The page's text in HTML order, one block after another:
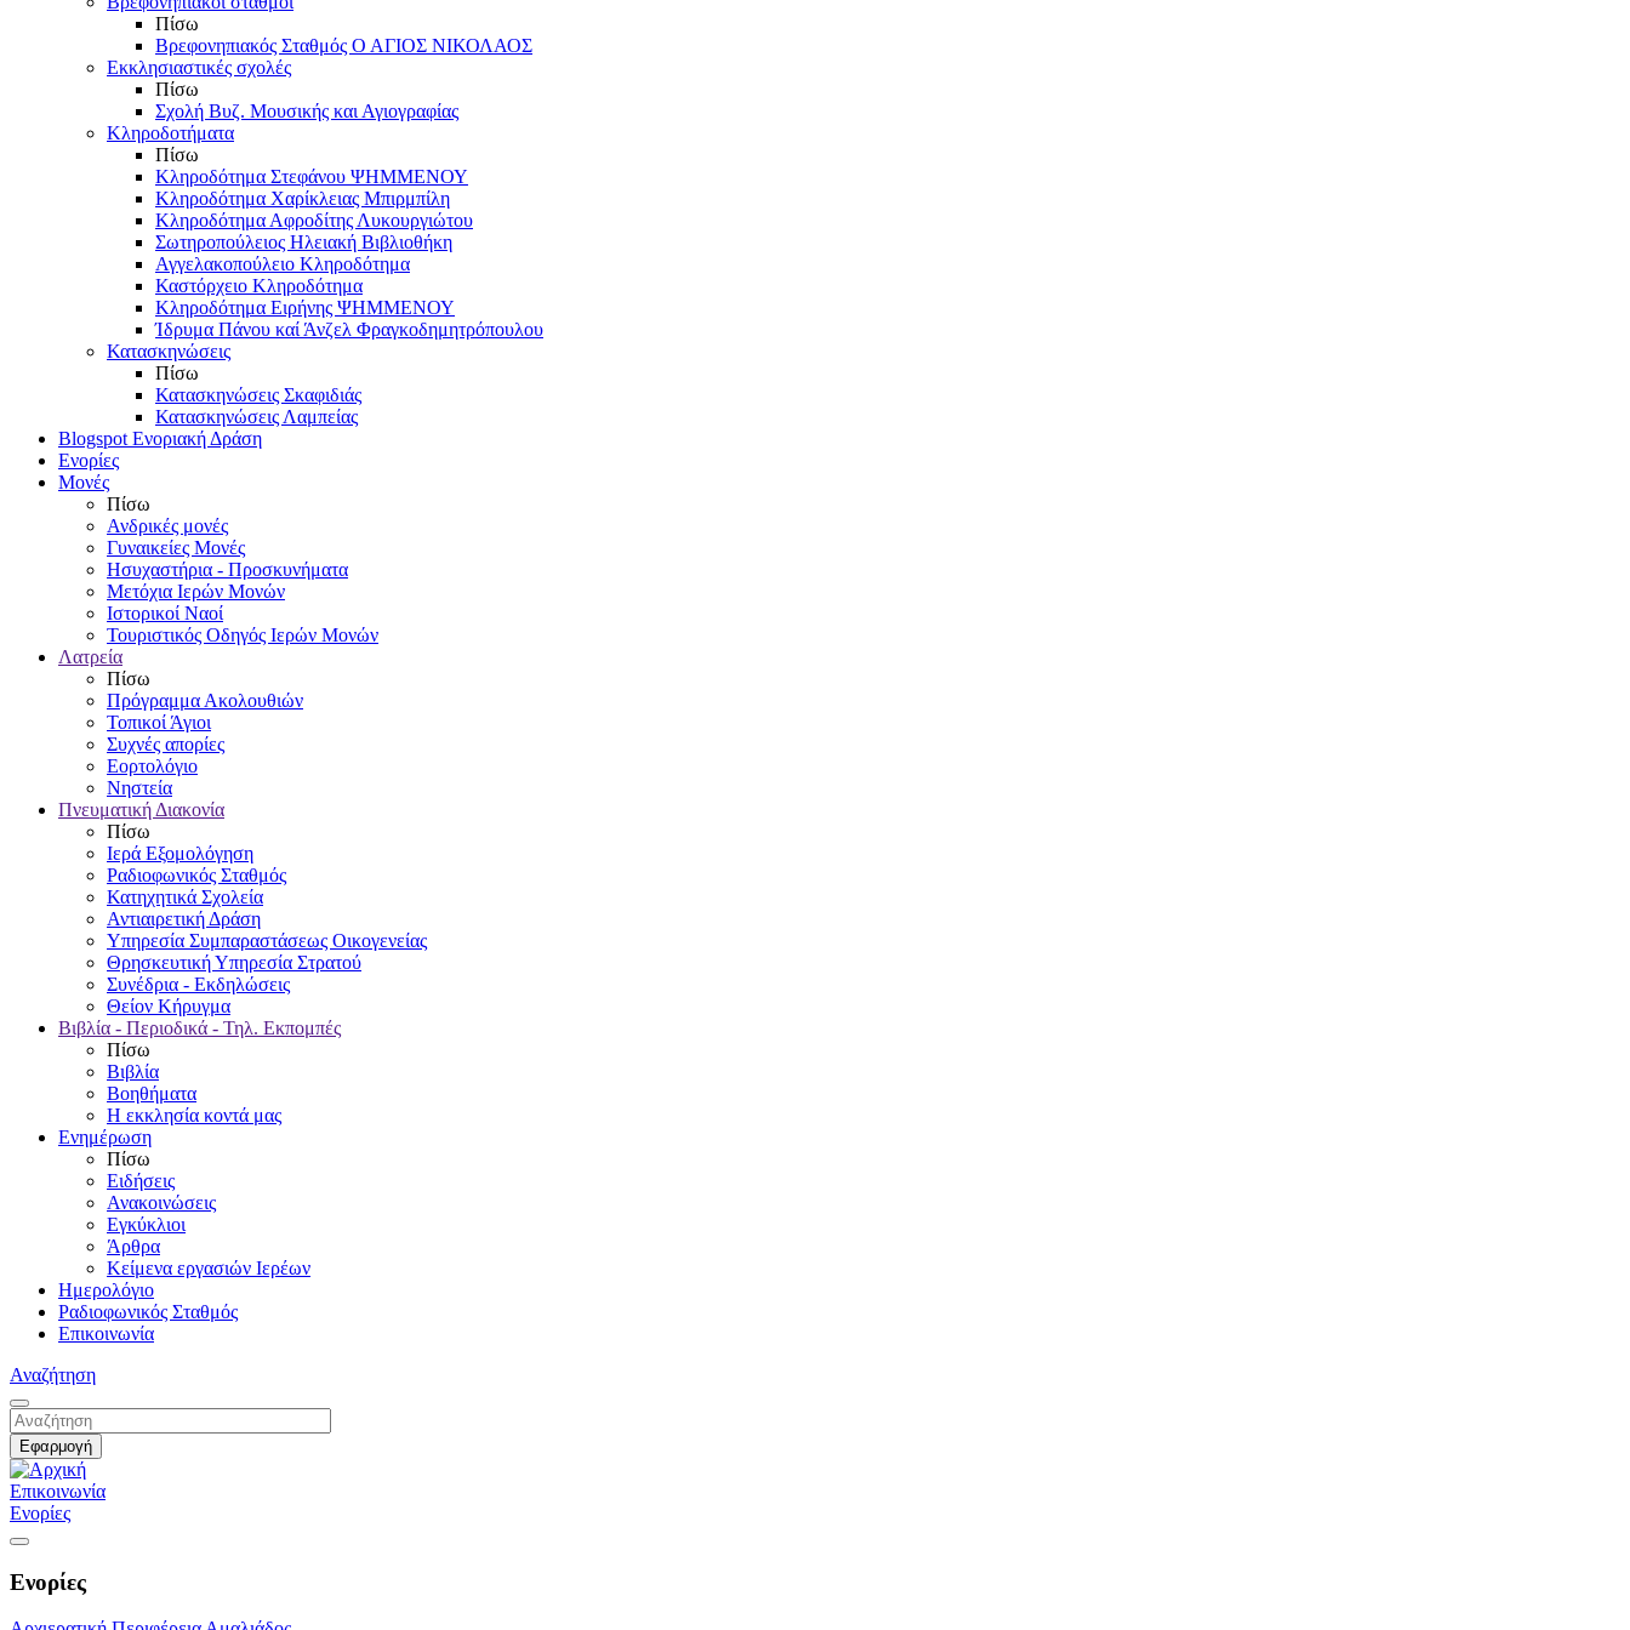
Πίσω
Βρεφονηπιακός Σταθμός Ο ΑΓΙΟΣ ΝΙΚΟΛΑΟΣ
Εκκλησιαστικές σχολές
Πίσω
Σχολή Βυζ. Μουσικής και Αγιογραφίας
Κληροδοτήματα
Πίσω
Κληροδότημα Στεφάνου ΨΗΜΜΕΝΟΥ
Κληροδότημα Χαρίκλειας Μπιρμπίλη
Κληροδότημα Αφροδίτης Λυκουργιώτου
Σωτηροπούλειος Ηλειακή Βιβλιοθήκη
Αγγελακοπούλειο Κληροδότημα
Καστόρχειο Κληροδότημα
Κληροδότημα Ειρήνης ΨΗΜΜΕΝΟΥ
Ίδρυμα Πάνου καί Άνζελ Φραγκοδημητρόπουλου
Κατασκηνώσεις
Πίσω
Κατασκηνώσεις Σκαφιδιάς
Κατασκηνώσεις Λαμπείας
Blogspot Ενοριακή Δράση
Ενορίες
Μονές
Πίσω
Ανδρικές μονές
Γυναικείες Μονές
Ησυχαστήρια - Προσκυνήματα
Μετόχια Ιερών Μονών
Ιστορικοί Ναοί
Τουριστικός Οδηγός Ιερών Μονών
Λατρεία
Πίσω
Πρόγραμμα Ακολουθιών
Τοπικοί Άγιοι
Συχνές απορίες
Εορτολόγιο
Νηστεία
Πνευματική Διακονία
Πίσω
Ιερά Εξομολόγηση
Ραδιοφωνικός Σταθμός
Κατηχητικά Σχολεία
Αντιαιρετική Δράση
Υπηρεσία Συμπαραστάσεως Οικογενείας
Θρησκευτική Υπηρεσία Στρατού
Συνέδρια - Εκδηλώσεις
Θείον Κήρυγμα
Βιβλία - Περιοδικά - Τηλ. Εκπομπές
Πίσω
Βιβλία
Βοηθήματα
Η εκκλησία κοντά μας
Ενημέρωση
Πίσω
Ειδήσεις
Ανακοινώσεις
Εγκύκλιοι
Άρθρα
Κείμενα εργασιών Ιερέων
Ημερολόγιο
Ραδιοφωνικός Σταθμός
Επικοινωνία
Αναζήτηση
Επικοινωνία
Ενορίες
Ενορίες